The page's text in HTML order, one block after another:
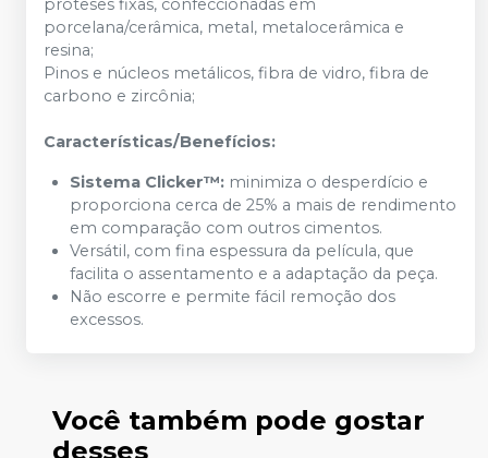
próteses fixas, confeccionadas em
porcelana/cerâmica, metal, metalocerâmica e
resina;
Pinos e núcleos metálicos, fibra de vidro, fibra de
carbono e zircônia;
Características/Benefícios:
Sistema Clicker™: minimiza o desperdício e
proporciona cerca de 25% a mais de rendimento
em comparação com outros cimentos.
Versátil, com fina espessura da película, que
facilita o assentamento e a adaptação da peça.
Não escorre e permite fácil remoção dos
excessos.
Você também pode gostar
desses